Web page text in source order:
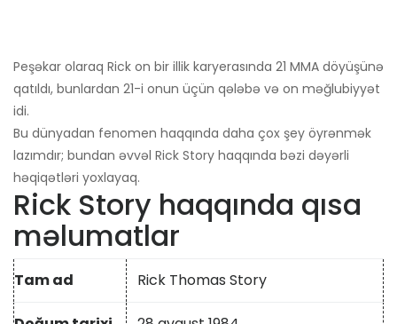
Peşəkar olaraq Rick on bir illik karyerasında 21 MMA döyüşünə
qatıldı, bunlardan 21-i onun üçün qələbə və on məğlubiyyət
idi.
Bu dünyadan fenomen haqqında daha çox şey öyrənmək
lazımdır; bundan əvvəl Rick Story haqqında bəzi dəyərli
həqiqətləri yoxlayaq.
Rick Story haqqında qısa
məlumatlar
Tam ad Rick Thomas Story